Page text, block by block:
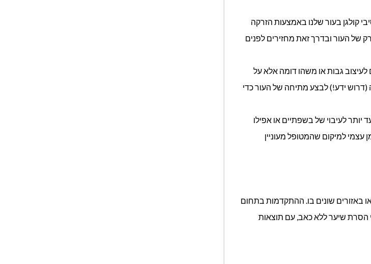
קולגן בעור שלנו באמצעות הזרקה
של העור ובדרך זאת מחזירים לפנים
לעיצוב גבות או משהו דומה אלא על
(דרוש ידע!) לבצע מתיחה של העור כדי
יותר לעיבוי של בשפתיים או אפילו
עצמי למיקום שהמטופל מעוניין
באזורים שונים בו. ההתקדמות בתחום
הסרת שיער ללא כאב, עם תוצאות